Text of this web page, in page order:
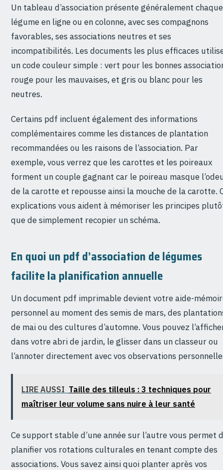
Un tableau d’association présente généralement chaque
légume en ligne ou en colonne, avec ses compagnons
favorables, ses associations neutres et ses
incompatibilités. Les documents les plus efficaces
un code couleur simple : vert pour les bonnes
rouge pour les mauvaises, et gris ou blanc pour les
neutres.
Certains pdf incluent également des informations
complémentaires comme les distances de plantation
recommandées ou les raisons de l’association. Par
exemple, vous verrez que les carottes et les poireaux
forment un couple gagnant car le poireau masque
de la carotte et repousse ainsi la mouche de la carotte.
explications vous aident à mémoriser les principes
que de simplement recopier un schéma.
En quoi un pdf d’association de légumes
facilite la planification annuelle
Un document pdf imprimable devient votre aide-
personnel au moment des semis de mars, des
de mai ou des cultures d’automne. Vous pouvez
dans votre abri de jardin, le glisser dans un classeur ou
l’annoter directement avec vos observations
LIRE AUSSI Taille des tilleuls : 3 techniques pour
maîtriser leur volume sans nuire à leur santé
Ce support stable d’une année sur l’autre vous permet
planifier vos rotations culturales en tenant compte des
associations. Vous savez ainsi quoi planter après vos